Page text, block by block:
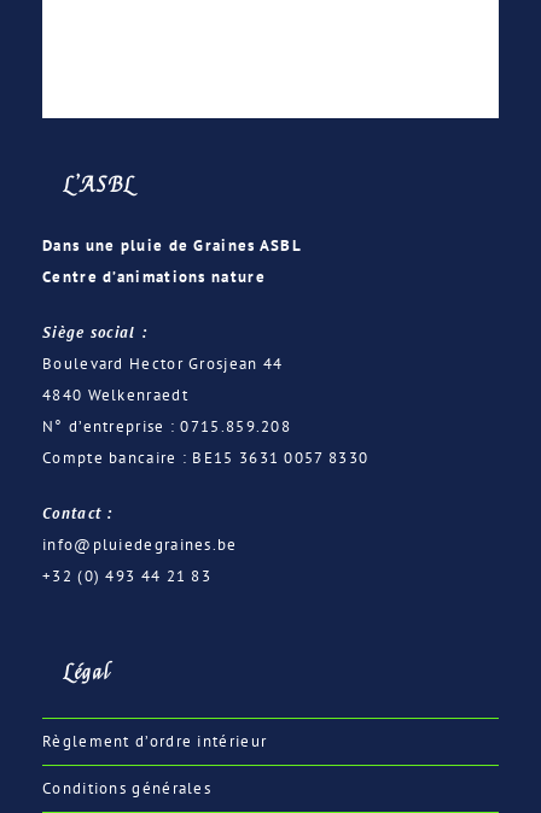
L’ASBL
Dans une pluie de Graines ASBL
Centre d’animations nature
Siège social :
Boulevard Hector Grosjean 44
4840 Welkenraedt
N° d’entreprise : 0715.859.208
Compte bancaire : BE15 3631 0057 8330
Contact :
info@pluiedegraines.be
+32 (0) 493 44 21 83
Légal
Règlement d’ordre intérieur
Conditions générales